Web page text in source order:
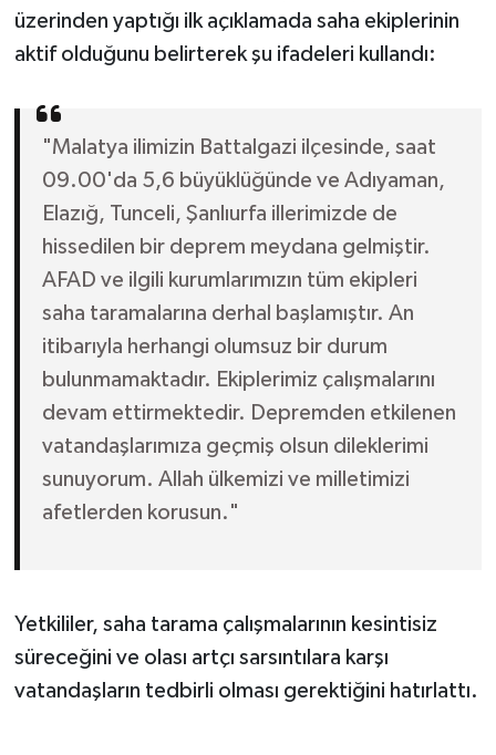
üzerinden yaptığı ilk açıklamada saha ekiplerinin
aktif olduğunu belirterek şu ifadeleri kullandı:
"Malatya ilimizin Battalgazi ilçesinde, saat
09.00'da 5,6 büyüklüğünde ve Adıyaman,
Elazığ, Tunceli, Şanlıurfa illerimizde de
hissedilen bir deprem meydana gelmiştir.
AFAD ve ilgili kurumlarımızın tüm ekipleri
saha taramalarına derhal başlamıştır. An
itibarıyla herhangi olumsuz bir durum
bulunmamaktadır. Ekiplerimiz çalışmalarını
devam ettirmektedir. Depremden etkilenen
vatandaşlarımıza geçmiş olsun dileklerimi
sunuyorum. Allah ülkemizi ve milletimizi
afetlerden korusun."
Yetkililer, saha tarama çalışmalarının kesintisiz
süreceğini ve olası artçı sarsıntılara karşı
vatandaşların tedbirli olması gerektiğini hatırlattı.